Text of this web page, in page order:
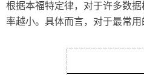
根据本福特定律，对于许多数
率越小。具体而言，对于最常